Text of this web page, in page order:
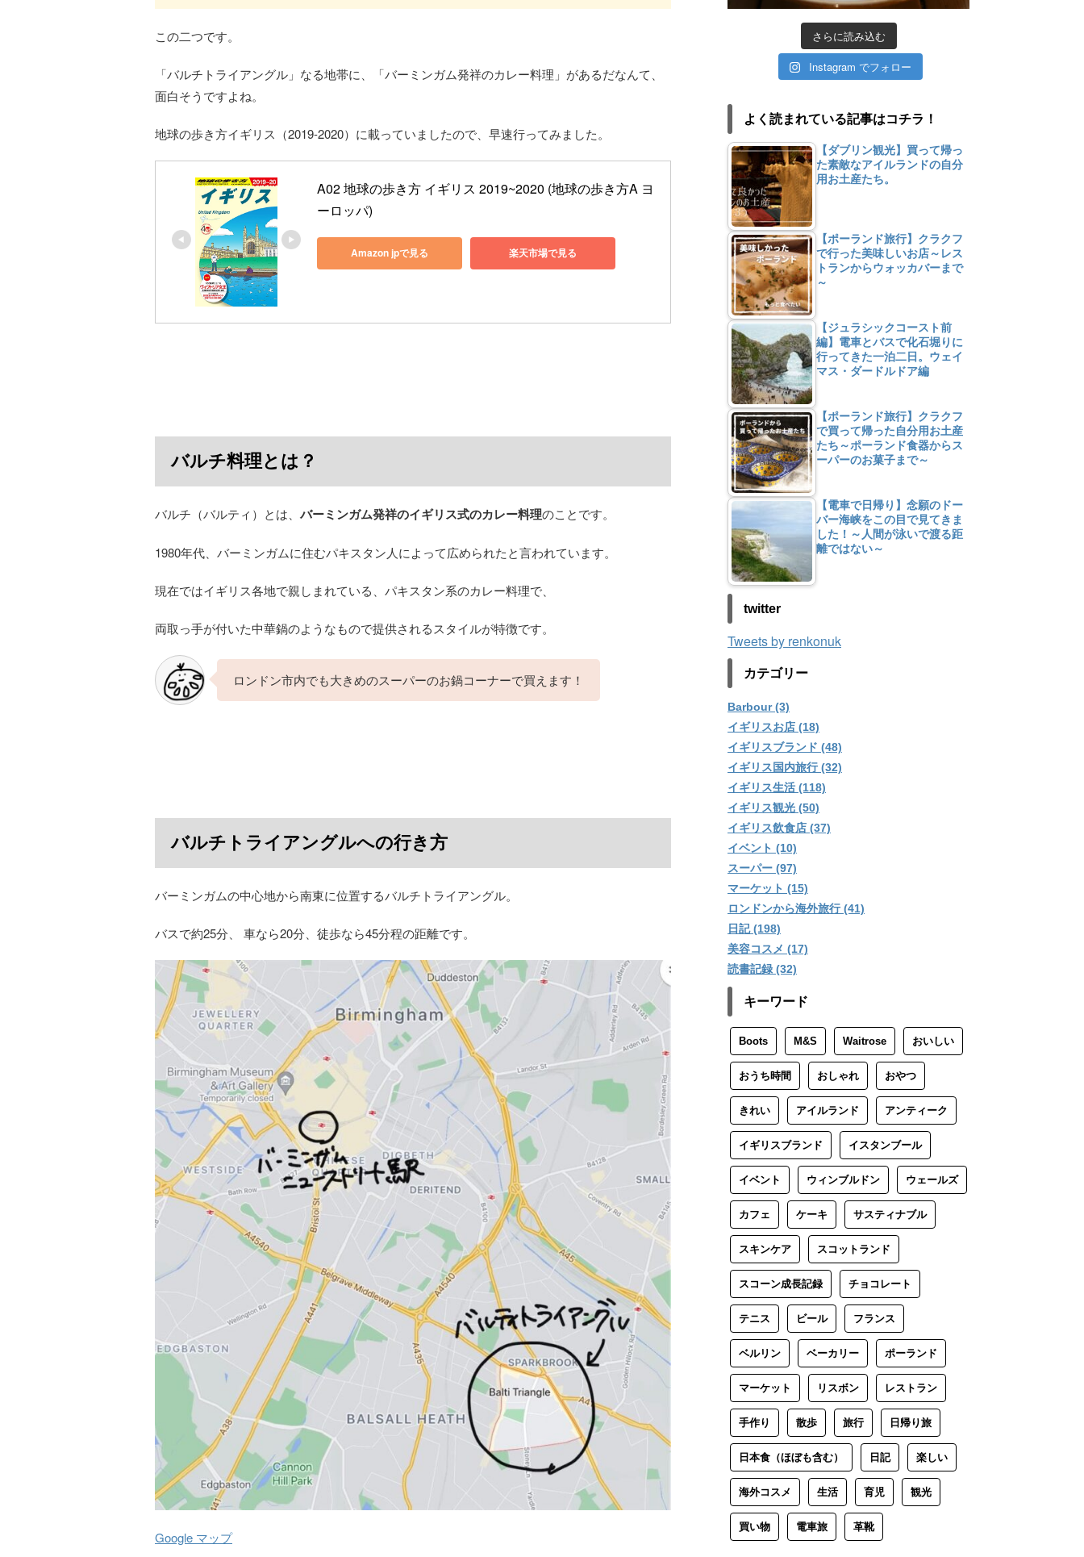
この二つです。
「バルチトライアングル」なる地帯に、「バーミンガム発祥のカレー料理」があるだなんて、
面白そうですよね。
地球の歩き方イギリス（2019-2020）に載っていましたので、早速行ってみました。
A02 地球の歩き方 イギリス 2019~2020 (地球の歩き方A ヨ
ーロッパ)
Amazon jpで見る 楽天市場で見る
バルチ料理とは？
バルチ（バルティ）とは、 バーミンガム発祥のイギリス式のカレー料理のことです。
1980年代、バーミンガムに住むパキスタン人によって広められたと言われています。
現在ではイギリス各地で親しまれている、パキスタン系のカレー料理で、
両取っ手が付いた中華鍋のようなもので提供されるスタイルが特徴です。
ロンドン市内でも大きめのスーパーのお鍋コーナーで買えます！
バルチトライアングルへの行き方
バーミンガムの中心地から南東に位置するバルチトライアングル。
バスで約25分、 車なら20分、徒歩なら45分程の距離です。
Google マップ
さらに読み込む
Instagram でフォロー
よく読まれている記事はコチラ！
【ダブリン観光】買って帰っ
た素敵なアイルランドの自分
用お土産たち。
【ポーランド旅行】クラクフ
で行った美味しいお店～レス
トランからウォッカバーまで
～
【ジュラシックコースト前
編】電車とバスで化石堀りに
行ってきた一泊二日。ウェイ
マス・ダードルドア編
【ポーランド旅行】クラクフ
で買って帰った自分用お土産
たち～ポーランド食器からス
ーパーのお菓子まで～
【電車で日帰り】念願のドー
バー海峡をこの目で見てきま
した！～人間が泳いで渡る距
離ではない～
twitter
Tweets by renkonuk
カテゴリー
Barbour (3)
イギリスお店 (18)
イギリスブランド (48)
イギリス国内旅行 (32)
イギリス生活 (118)
イギリス観光 (50)
イギリス飲食店 (37)
イベント (10)
スーパー (97)
マーケット (15)
ロンドンから海外旅行 (41)
日記 (198)
美容コスメ (17)
読書記録 (32)
キーワード
Boots M&S Waitrose おいしい
おうち時間 おしゃれ おやつ
きれい アイルランド アンティーク
イギリスブランド イスタンブール
イベント ウィンブルドン ウェールズ
カフェ ケーキ サスティナブル
スキンケア スコットランド
スコーン成長記録 チョコレート
テニス ビール フランス
ベルリン ベーカリー ポーランド
マーケット リスボン レストラン
手作り 散歩 旅行 日帰り旅
日本食（ほぼも含む） 日記 楽しい
海外コスメ 生活 育児 観光
買い物 電車旅 革靴